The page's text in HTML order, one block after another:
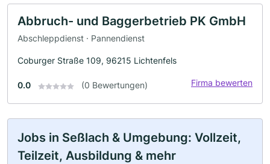
Abbruch- und Baggerbetrieb PK GmbH
Abschleppdienst · Pannendienst
Coburger Straße 109, 96215 Lichtenfels
0.0 (0 Bewertungen) Firma bewerten
Jobs in Seßlach & Umgebung: Vollzeit,
Teilzeit, Ausbildung & mehr